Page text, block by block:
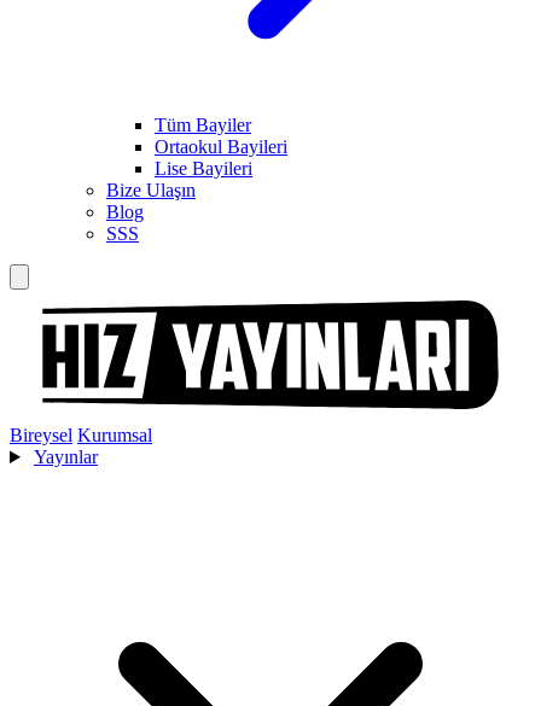
Tüm Bayiler
Ortaokul Bayileri
Lise Bayileri
Bize Ulaşın
Blog
SSS
Bireysel Kurumsal
Yayınlar